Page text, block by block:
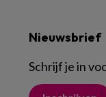
Nieuwsbrief
Schrijf je in